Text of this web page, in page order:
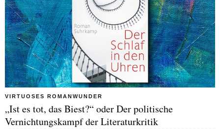
VIRTUOSES ROMANWUNDER
„Ist es tot, das Biest?“ oder Der politische
Vernichtungskampf der Literaturkritik